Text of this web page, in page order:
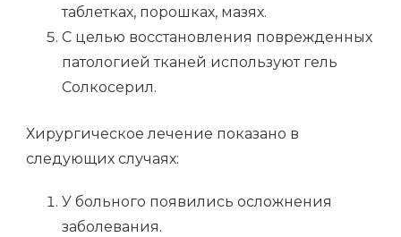
таблетках, порошках, мазях.
С целью восстановления поврежденных
патологией тканей используют гель
Солкосерил.
Хирургическое лечение показано в
следующих случаях:
У больного появились осложнения
заболевания.